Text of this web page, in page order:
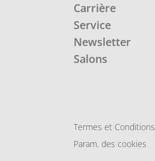
Carrière
Service
Newsletter
Salons
Termes et Conditions
Param. des cookies